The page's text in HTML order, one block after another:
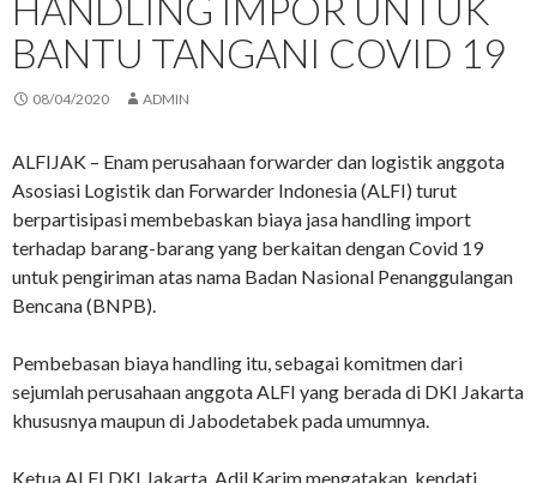
HANDLING IMPOR UNTUK
BANTU TANGANI COVID 19
08/04/2020 ADMIN
ALFIJAK – Enam perusahaan forwarder dan logistik anggota
Asosiasi Logistik dan Forwarder Indonesia (ALFI) turut
berpartisipasi membebaskan biaya jasa handling import
terhadap barang-barang yang berkaitan dengan Covid 19
untuk pengiriman atas nama Badan Nasional Penanggulangan
Bencana (BNPB).
Pembebasan biaya handling itu, sebagai komitmen dari
sejumlah perusahaan anggota ALFI yang berada di DKI Jakarta
khususnya maupun di Jabodetabek pada umumnya.
Ketua ALFI DKI Jakarta, Adil Karim mengatakan, kendati